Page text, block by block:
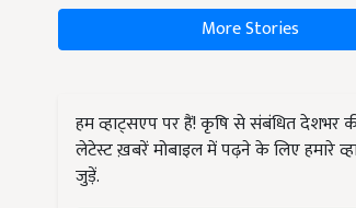
More Stories
हम व्हाट्सएप पर हैं! कृषि से संबंधित देशभर
लेटेस्ट ख़बरें मोबाइल में पढ़ने के लिए हमारे
जुड़ें.